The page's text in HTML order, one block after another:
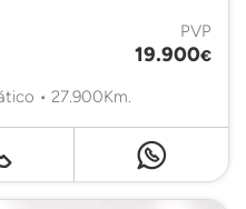
PVP
19.900€
• 27.900Km.